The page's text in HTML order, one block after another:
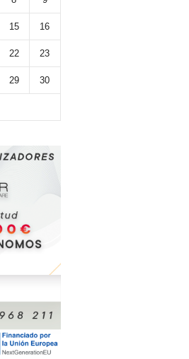
15 16
22 23
29 30